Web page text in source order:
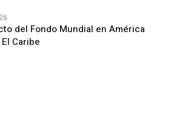
del Fondo Mundial en América
Caribe